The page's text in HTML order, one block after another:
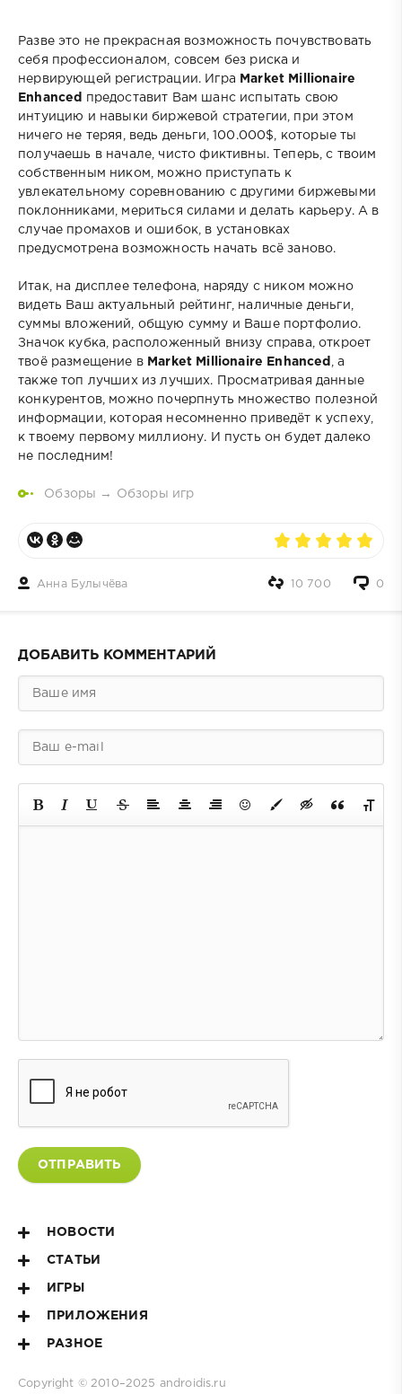
Разве это не прекрасная возможность почувствовать
себя профессионалом, совсем без риска и
нервирующей регистрации. Игра
Market Millionaire
Enhanced
предоставит Вам шанс испытать свою
интуицию и навыки биржевой стратегии, при этом
ничего не теряя, ведь деньги, 100.000$, которые ты
получаешь в начале, чисто фиктивны. Теперь, с твоим
собственным ником, можно приступать к
увлекательному соревнованию с другими биржевыми
поклонниками, мериться силами и делать карьеру. А в
случае промахов и ошибок, в установках
предусмотрена возможность начать всё заново.
Итак, на дисплее телефона, наряду с ником можно
видеть Ваш актуальный рейтинг, наличные деньги,
суммы вложений, общую сумму и Ваше портфолио.
Значок кубка, расположенный внизу справа, откроет
твоё размещение в Market Millionaire Enhanced
, а
также топ лучших из лучших. Просматривая данные
конкурентов, можно почерпнуть множество полезной
информации, которая несомненно приведёт к успеху,
к твоему первому миллиону. И пусть он будет далеко
не последним!
Обзоры → Обзоры игр
Анна Булычёва 0
10 700
ДОБАВИТЬ КОММЕНТАРИЙ
ОТПРАВИТЬ
НОВОСТИ
СТАТЬИ
ИГРЫ
ПРИЛОЖЕНИЯ
РАЗНОЕ
Copyright © 2010–2025 androidis.ru